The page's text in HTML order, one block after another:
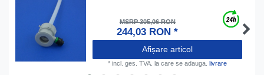
MSRP 305,06 RON
244,03 RON *
Afișare articol
* incl. ges. TVA. la care se adauga. livrare